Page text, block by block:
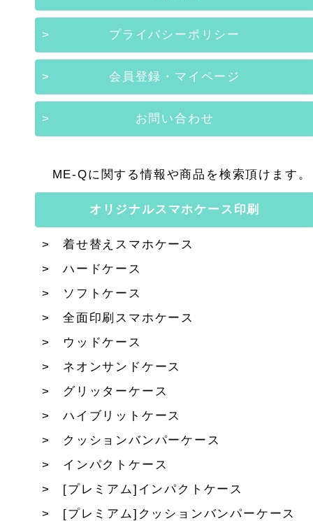
プライバシーポリシー
会員登録・マイページ
お問い合わせ
ME-Qに関する情報や商品を検索頂けます。
オリジナルスマホケース印刷
着せ替えスマホケース
ハードケース
ソフトケース
全面印刷スマホケース
ウッドケース
ネオンサンドケース
グリッターケース
ハイブリットケース
クッションバンパーケース
インパクトケース
[プレミアム]インパクトケース
[プレミアム]クッションバンパーケース